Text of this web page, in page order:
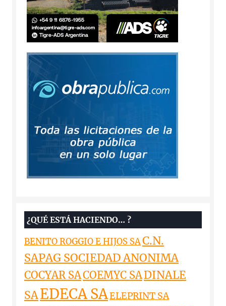
¿QUÉ ESTÁ HACIENDO… ?
BENITO ROGGIO E HIJOS SAC.N.
SAPAG SOCIEDAD ANONIMA
COCYAR SACOEMYC SADINALE
SAEDECA SAELEPRINT SA